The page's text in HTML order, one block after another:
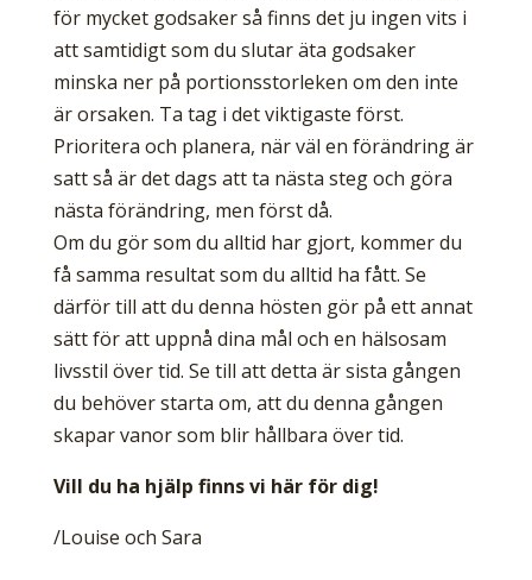
för mycket godsaker så finns det ju ingen vits i
att samtidigt som du slutar äta godsaker
minska ner på portionsstorleken om den inte
är orsaken. Ta tag i det viktigaste först.
Prioritera och planera, när väl en förändring är
satt så är det dags att ta nästa steg och göra
nästa förändring, men först då.
Om du gör som du alltid har gjort, kommer du
få samma resultat som du alltid ha fått. Se
därför till att du denna hösten gör på ett annat
sätt för att uppnå dina mål och en hälsosam
livsstil över tid. Se till att detta är sista gången
du behöver starta om, att du denna gången
skapar vanor som blir hållbara över tid.
Vill du ha hjälp finns vi här för dig!
/Louise och Sara